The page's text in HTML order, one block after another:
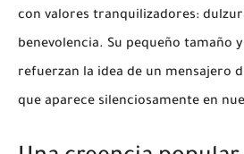
con valores tranquilizadores:
benevolencia. Su pequeño tamaño
refuerzan la idea de un mensajero
que aparece silenciosamente en